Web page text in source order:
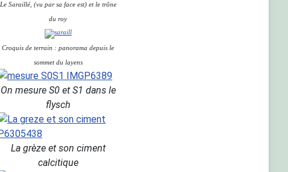
Le Saraillé, (vu par sa face est) et le trône
du roy
Croquis de terrain : panorama depuis le
sommet du layens
On mesure S0 et S1 dans le
flysch
La grèze et son ciment
calcitique